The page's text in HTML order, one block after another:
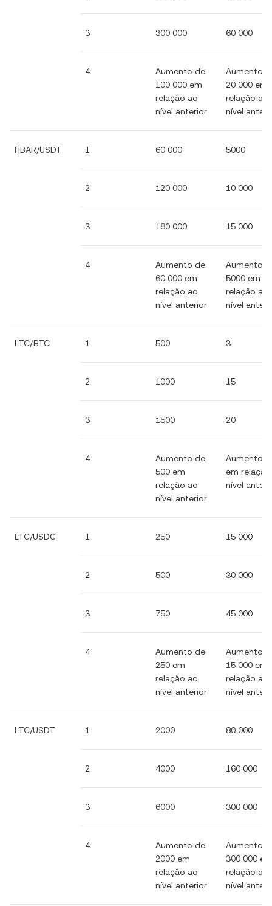
3 300 000 60 000
4
Aumento de
100 000 em
relação ao
nível anterior
Aumento
20 000 em
relação ao
nível
HBAR/USDT 1 60 000 5000
2 120 000 10 000
3 180 000 15 000
4
Aumento de
60 000 em
relação ao
nível anterior
Aumento
5000 em
relação ao
nível
LTC/BTC 1 500 3
2 1000 15
3 1500 20
4
Aumento de
500 em
relação ao
nível anterior
Aumento
em
nível
LTC/USDC 1 250 15 000
2 500 30 000
3 750 45 000
4
Aumento de
250 em
relação ao
nível anterior
Aumento
15 000 em
relação ao
nível
LTC/USDT 1 2000 80 000
2 4000 160 000
3 6000 300 000
4
Aumento de
2000 em
relação ao
nível anterior
Aumento
300 000 em
relação ao
nível